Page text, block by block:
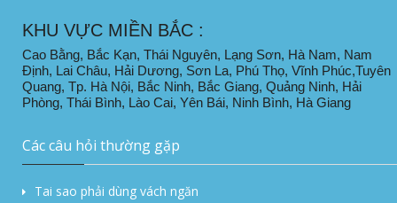
KHU VỰC MIỀN BẮC :
Cao Bằng, Bắc Kạn, Thái Nguyên, Lạng Sơn, Hà Nam, Nam
Định, Lai Châu, Hải Dương, Sơn La, Phú Thọ, Vĩnh Phúc,Tuyên
Quang, Tp. Hà Nội, Bắc Ninh, Bắc Giang, Quảng Ninh, Hải
Phòng, Thái Bình, Lào Cai, Yên Bái, Ninh Bình, Hà Giang
Các câu hỏi thường gặp
Tai sao phải dùng vách ngăn